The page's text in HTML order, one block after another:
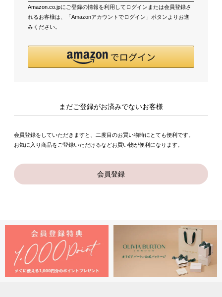
Amazon.co.jpにご登録の情報を利用してログインまたは会員登録さ
れるお客様は、「Amazonアカウントでログイン」ボタンよりお進
みください。
まだご登録がお済みでないお客様
会員登録をしていただきますと、二度目のお買い物時にとても便利です。
お気に入り商品をご登録いただけるなどお買い物が便利になります。
会員登録